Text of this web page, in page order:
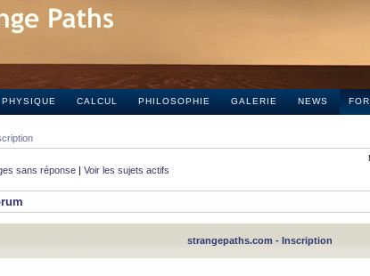
PHYSIQUE CALCUL PHILOSOPHIE GALERIE NEWS
sans réponse | Voir les sujets actifs
strangepaths.com - Inscription